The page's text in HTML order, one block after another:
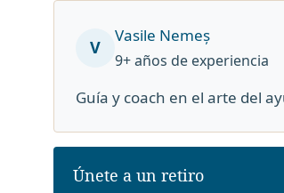
V
Vasile Nemeș
9+ años de experiencia
Guía y coach en el arte del
Únete a un retiro